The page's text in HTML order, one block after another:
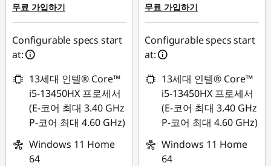
버
게
이
노
무료 가입하기
Configurable specs start
at:
13세대 인텔® Core™
i5-13450HX 프로세서
(E-코어 최대 3.40 GHz
P-코어 최대 4.60 GHz)
Windows 11 Home
64
무료 가입하기
Configurable specs start
at:
13세대 인텔® Core™
i5-13450HX 프로세서
(E-코어 최대 3.40 GHz
P-코어 최대 4.60 GHz)
Windows 11 Home
64